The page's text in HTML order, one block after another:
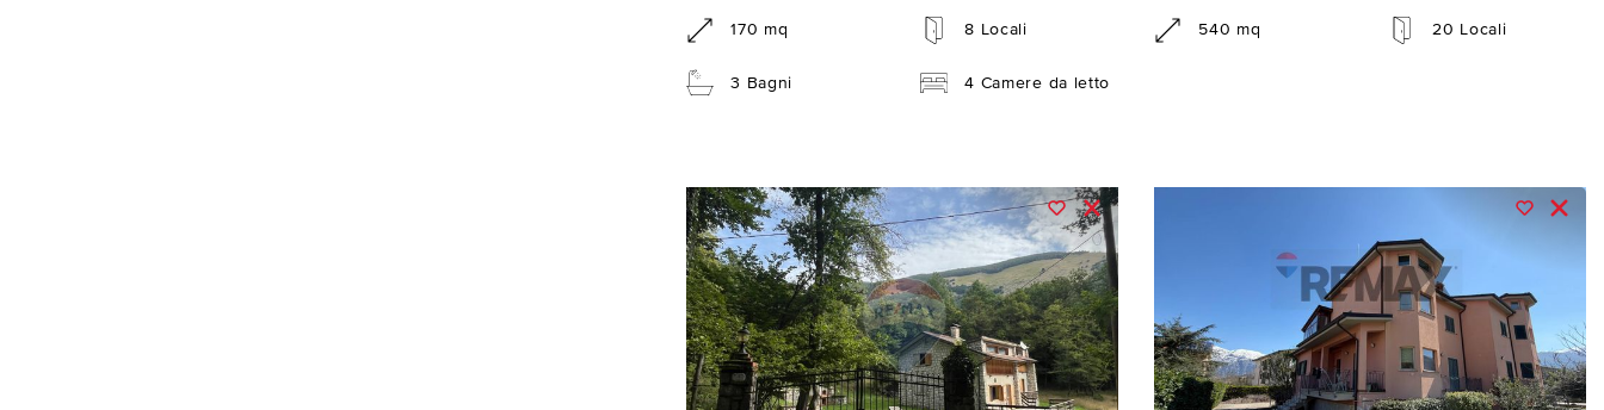
170 mq 8 Locali
3 Bagni 4 Camere da letto
540 mq 20 Locali